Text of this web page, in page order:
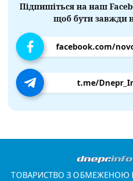
Підпишіться на наш
щоб бути завжди
t.me/
ТОВАРИСТВО З ОБМЕЖЕНОЮ